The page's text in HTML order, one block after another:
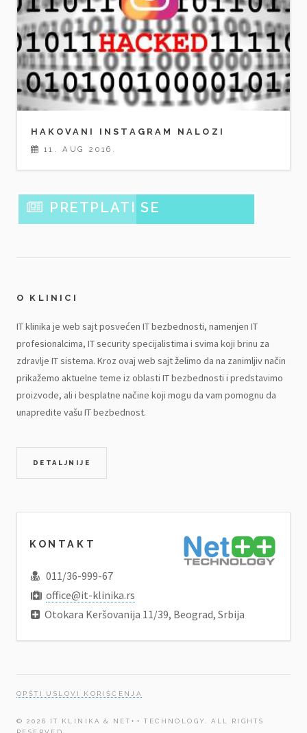
HAKOVANI INSTAGRAM NALOZI
11. AUG 2016.
PRETPLATI SE
O KLINICI
IT klinika je web sajt posvećen IT bezbednosti, namenjen IT
profesionalcima, IT security specijalistima i svima koji brinu za
zdravlje IT sistema. Kroz ovaj web sajt želimo da na zanimljiv način
prikažemo aktuelne teme iz oblasti IT bezbednosti i predstavimo
proizvode, ali i besplatne načine koji mogu da vam pomognu da
unapredite vašu IT bezbednost.
DETALJNIJE
KONTAKT
011/36-999-67
office@it-klinika.rs
Otokara Keršovanija 11/39, Beograd, Srbija
OPŠTI USLOVI KORIŠĆENJA
© 2026 IT KLINIKA & NET++ TECHNOLOGY. ALL RIGHTS